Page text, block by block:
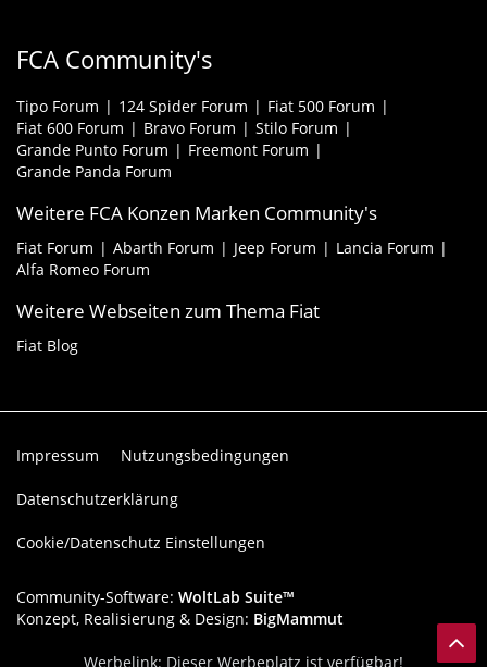
FCA Community's
Tipo Forum 124 Spider Forum
Fiat 500 Forum
Fiat 600 Forum
Bravo Forum
Stilo Forum
Grande Punto Forum
Freemont Forum
Grande Panda Forum
Weitere FCA Konzen Marken Community's
Fiat Forum Abarth Forum Jeep Forum
Lancia Forum
Alfa Romeo Forum
Weitere Webseiten zum Thema Fiat
Fiat Blog
Impressum Nutzungsbedingungen
Datenschutzerklärung
Cookie/Datenschutz Einstellungen
Community-Software: WoltLab Suite™
Konzept, Realisierung & Design: BigMammut
Werbelink: Dieser Werbeplatz ist verfügbar!